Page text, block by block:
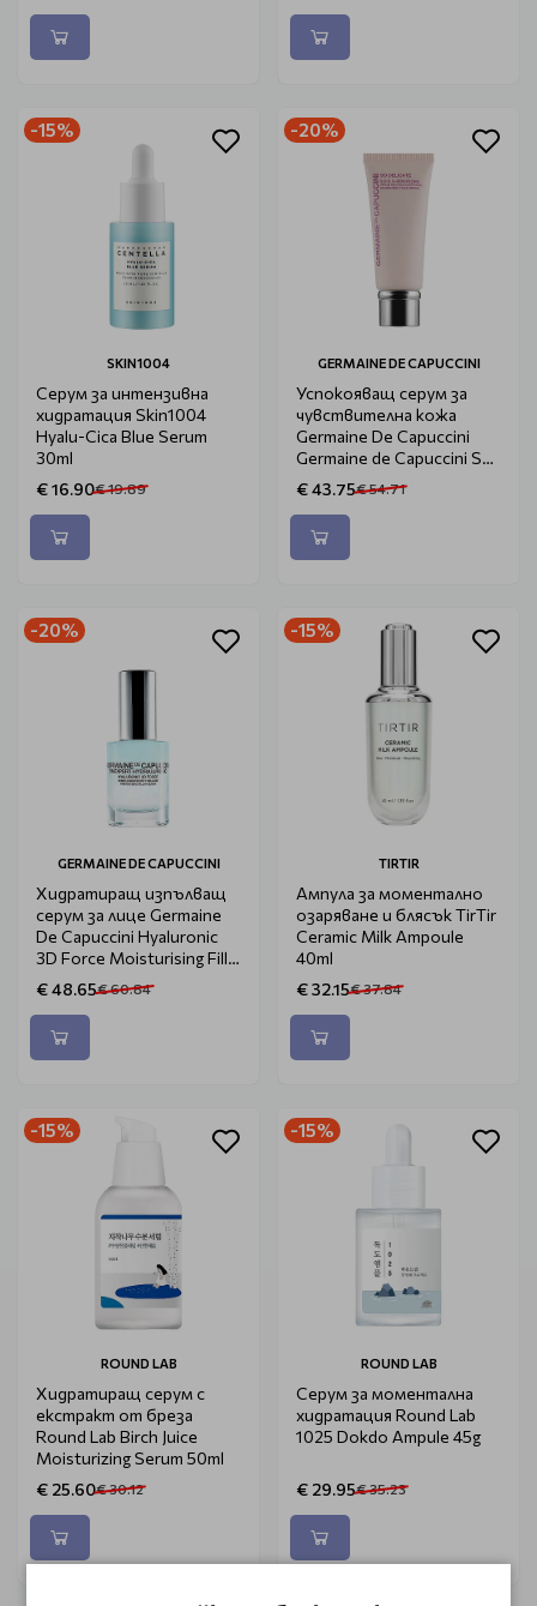
-15%
SKIN1004
Серум за интензивна
хидратация Skin1004
Hyalu-Cica Blue Serum
30ml
€ 16.90€ 19.89
-20%
GERMAINE DE CAPUCCINI
Успокояващ серум за
чувствителна кожа
Germaine De Capuccini
Germaine de Capuccini So
Delicate SOS 30ml
€ 43.75€ 54.71
-20%
GERMAINE DE CAPUCCINI
Хидратиращ изпълващ
серум за лице Germaine
De Capuccini Hyaluronic
3D Force Moisturising Fill-
in Serum 30ml
€ 48.65€ 60.84
-15%
TIRTIR
Ампула за моментално
озаряване и блясък TirTir
Ceramic Milk Ampoule
40ml
€ 32.15€ 37.84
-15%
ROUND LAB
Хидратиращ серум с
екстракт от бреза
Round Lab Birch Juice
Moisturizing Serum 50ml
€ 25.60€ 30.12
-15%
ROUND LAB
Серум за моментална
хидратация Round Lab
1025 Dokdo Ampule 45g
€ 29.95€ 35.23